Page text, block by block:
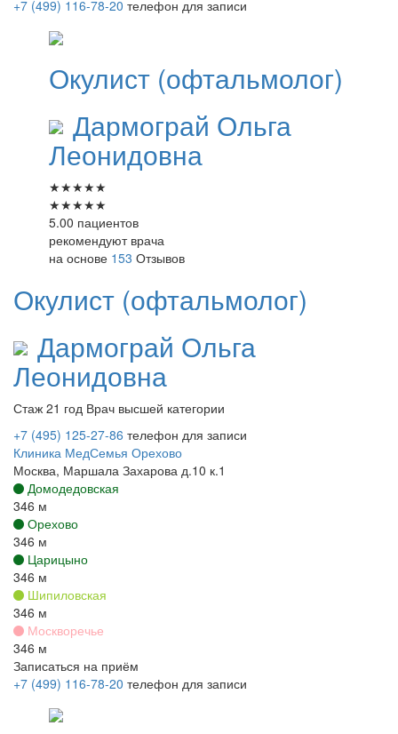
+7 (499) 116-78-20 телефон для записи
Окулист (офтальмолог)
Дармограй Ольга
Леонидовна
★★★★★
★★★★★
5.00 пациентов
рекомендуют врача
на основе 153 Отзывов
Окулист (офтальмолог)
Дармограй Ольга
Леонидовна
Стаж 21 год Врач высшей категории
+7 (495) 125-27-86 телефон для записи
Клиника МедСемья Орехово
Москва, Маршала Захарова д.10 к.1
Домодедовская
346 м
Орехово
346 м
Царицыно
346 м
Шипиловская
346 м
Москворечье
346 м
Записаться на приём
+7 (499) 116-78-20 телефон для записи